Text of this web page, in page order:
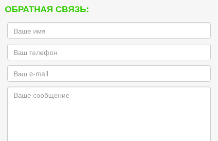
ОБРАТНАЯ СВЯЗЬ: